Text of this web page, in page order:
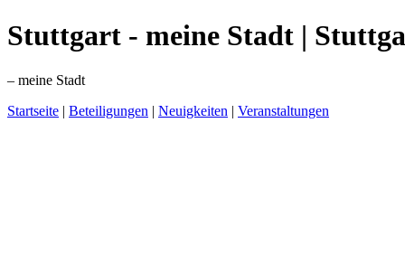
Stuttgart - meine Stadt |
– meine Stadt
Startseite | Beteiligungen | Neuigkeiten | Veranstaltungen